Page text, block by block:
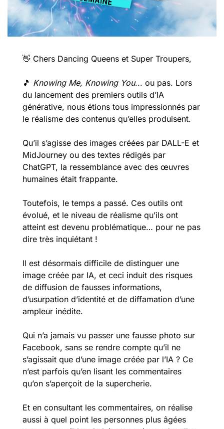
👋 Chers Dancing Queens et Super Troupers,
🎵 Knowing Me, Knowing You... ou pas. Lors
du lancement des premiers outils d’IA
générative, nous étions tous impressionnés par
le réalisme des contenus qu’elles produisent.
Qu’il s’agisse des images créées par DALL-E et
MidJourney ou des textes rédigés par
ChatGPT, la ressemblance avec des œuvres
humaines était frappante.
Toutefois, le temps a passé. Ces outils ont
évolué, et le niveau de réalisme qu’ils ont
atteint est devenu problématique… pour ne pas
dire très inquiétant !
Il est désormais difficile de distinguer une
image créée par IA, et ceci induit des risques
de diffusion de fausses informations,
d’usurpation d’identité et de diffamation d’une
ampleur inédite.
Qui n’a jamais vu passer une fausse photo sur
Facebook, sans se rendre compte qu’il ne
s’agissait que d’une image créée par l’IA ? Ce
n’est parfois qu’en lisant les commentaires
qu’on s’aperçoit de la supercherie.
Et en consultant les commentaires, on réalise
aussi à quel point les personnes plus âgées